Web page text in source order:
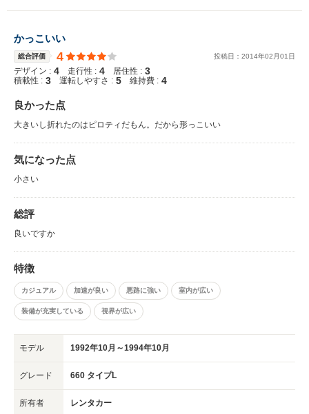
かっこいい
総合評価 4 投稿日： 2014年02 月01 日
デザイン : 4 走行性 : 4 居住性 : 3
積載性 : 3 運転しやすさ : 5 維持費 : 4
良かった点
大きいし折れたのはピロティだもん。だから形っこいい
気になった点
小さい
総評
良いですか
特徴
カジュアル 加速が良い 悪路に強い 室内が広い
装備が充実している 視界が広い
モデル 1992年10月～1994年10月
グレード 660 タイプL
所有者 レンタカー